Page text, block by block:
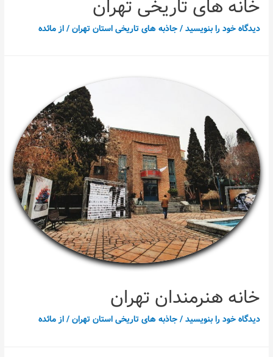
خانه های تاریخی تهران
دیدگاه‌ خود را بنویسید/جاذبه های تاریخی استان تهران/ ازمائده
خانه هنرمندان تهران
دیدگاه‌ خود را بنویسید/جاذبه های تاریخی استان تهران/ ازمائده